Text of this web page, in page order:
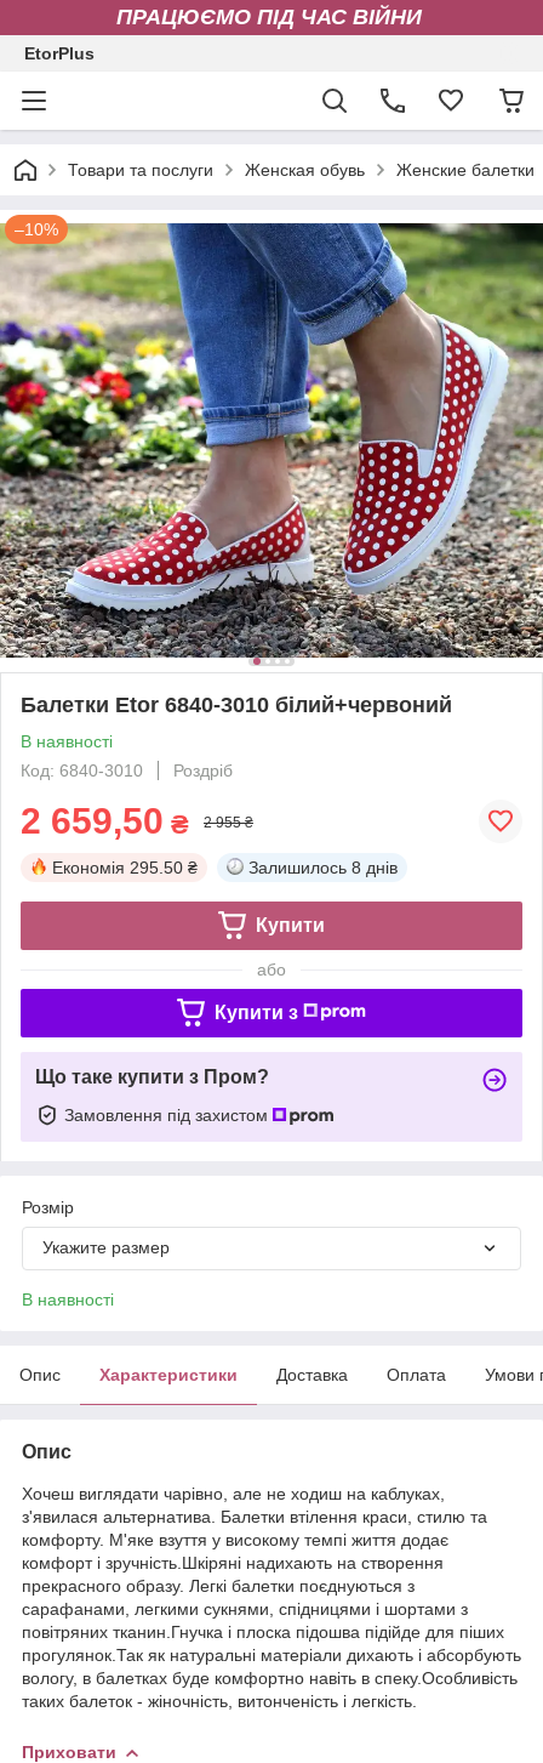
ПРАЦЮЄМО ПІД ЧАС ВІЙНИ
EtorPlus
Товари та послуги Женская обувь Женские балетки
–10%
Балетки Etor 6840-3010 білий+червоний
В наявності
Код: 6840-3010
Роздріб
2 659,50 ₴ 2 955 ₴
Економія 295.50 ₴ Залишилось 8 днів
Купити
або
Купити з
Що таке купити з Пром?
Замовлення під захистом
Розмір
Укажите размер
В наявності
Опис Характеристики Доставка Оплата Умови
Опис
Хочеш виглядати чарівно, але не ходиш на каблуках,
з'явилася альтернатива. Балетки втілення краси, стилю та
комфорту. М'яке взуття у високому темпі життя додає
комфорт і зручність.Шкіряні надихають на створення
прекрасного образу. Легкі балетки поєднуються з
сарафанами, легкими сукнями, спідницями і шортами з
повітряних тканин.Гнучка і плоска підошва підійде для піших
прогулянок.Так як натуральні матеріали дихають і абсорбують
вологу, в балетках буде комфортно навіть в спеку.Особливість
таких балеток - жіночність, витонченість і легкість.
Приховати